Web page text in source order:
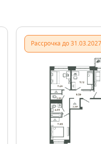
Рассрочка до 31.03.2027